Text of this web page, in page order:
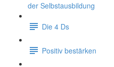
der Selbstausbildung
Die 4 Ds
Positiv bestärken